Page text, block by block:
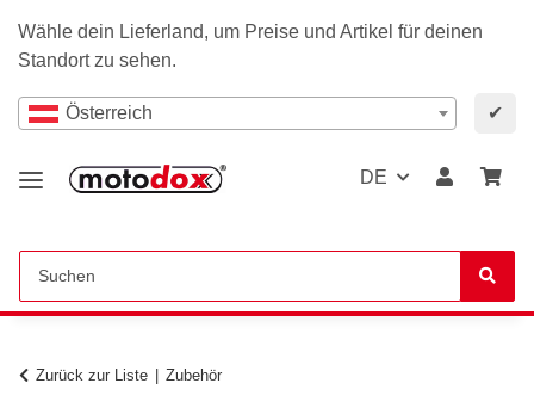
Wähle dein Lieferland, um Preise und Artikel für deinen
Standort zu sehen.
Österreich ✔
DE
Zurück zur Liste Zubehör